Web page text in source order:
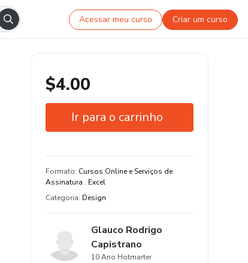
Acessar meu curso Criar um curso
$4.00
Ir para o carrinho
Estude do seu jeito e em qualquer
dispositivo
15 aula de conteúdo original
Formato: Cursos Online e Serviços de
Assinatura . Excel
Categoria: Design
Glauco Rodrigo
Capistrano
10 Ano Hotmarter